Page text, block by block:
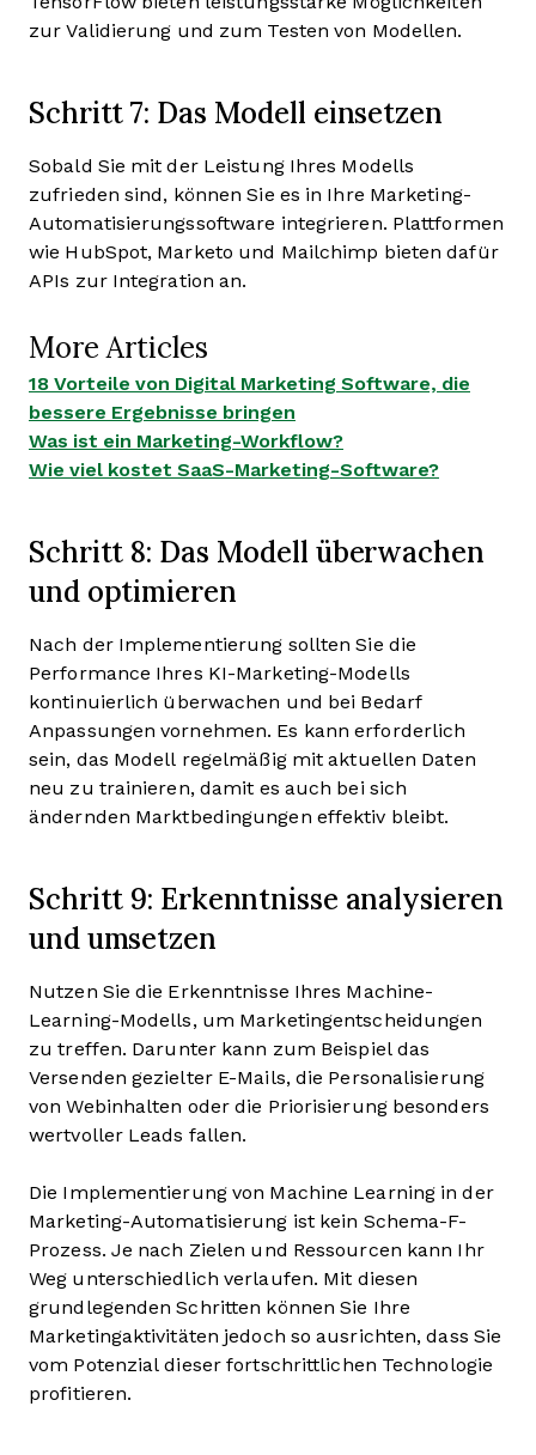
zur Validierung und zum Testen von Modellen.
Schritt 7: Das Modell einsetzen
Sobald Sie mit der Leistung Ihres Modells
zufrieden sind, können Sie es in Ihre Marketing-
Automatisierungssoftware integrieren. Plattformen
wie HubSpot, Marketo und Mailchimp bieten dafür
APIs zur Integration an.
More Articles
18 Vorteile von Digital Marketing Software, die
bessere Ergebnisse bringen
Was ist ein Marketing-Workflow?
Wie viel kostet SaaS-Marketing-Software?
Schritt 8: Das Modell überwachen
und optimieren
Nach der Implementierung sollten Sie die
Performance Ihres KI-Marketing-Modells
kontinuierlich überwachen und bei Bedarf
Anpassungen vornehmen. Es kann erforderlich
sein, das Modell regelmäßig mit aktuellen Daten
neu zu trainieren, damit es auch bei sich
ändernden Marktbedingungen effektiv bleibt.
Schritt 9: Erkenntnisse analysieren
und umsetzen
Nutzen Sie die Erkenntnisse Ihres Machine-
Learning-Modells, um Marketingentscheidungen
zu treffen. Darunter kann zum Beispiel das
Versenden gezielter E-Mails, die Personalisierung
von Webinhalten oder die Priorisierung besonders
wertvoller Leads fallen.
Die Implementierung von Machine Learning in der
Marketing-Automatisierung ist kein Schema-F-
Prozess. Je nach Zielen und Ressourcen kann Ihr
Weg unterschiedlich verlaufen. Mit diesen
grundlegenden Schritten können Sie Ihre
Marketingaktivitäten jedoch so ausrichten, dass Sie
vom Potenzial dieser fortschrittlichen Technologie
profitieren.